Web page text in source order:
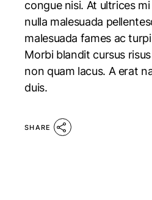
congue nisi. At ultrices
nulla malesuada
malesuada fames ac
Morbi blandit cursus
non quam lacus. A erat
duis.
SHARE